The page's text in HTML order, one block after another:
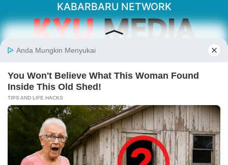
KABARBARU NETWORK
Kabarbaru.co menyajikan berita aktual dan
serta terverifikasi dari sumber yang tepat.
Follow Kabarbaru